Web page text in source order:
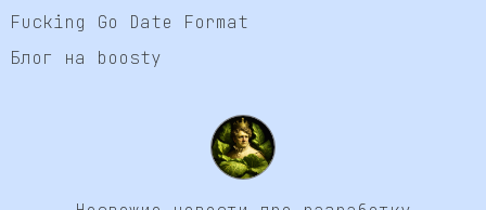
Fucking Go Date Format
Блог на boosty